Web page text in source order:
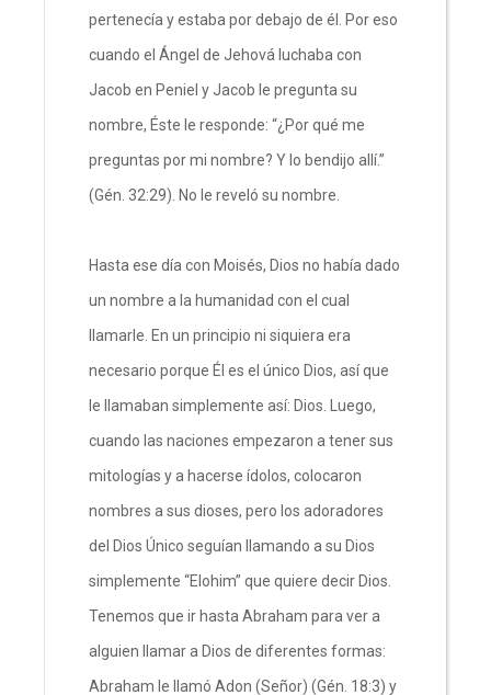
pertenecía y estaba por debajo de él. Por eso
cuando el Ángel de Jehová luchaba con
Jacob en Peniel y Jacob le pregunta su
nombre, Éste le responde: “¿Por qué me
preguntas por mi nombre? Y lo bendijo allí.”
(Gén. 32:29). No le reveló su nombre.
Hasta ese día con Moisés, Dios no había dado
un nombre a la humanidad con el cual
llamarle. En un principio ni siquiera era
necesario porque Él es el único Dios, así que
le llamaban simplemente así: Dios. Luego,
cuando las naciones empezaron a tener sus
mitologías y a hacerse ídolos, colocaron
nombres a sus dioses, pero los adoradores
del Dios Único seguían llamando a su Dios
simplemente “Elohim” que quiere decir Dios.
Tenemos que ir hasta Abraham para ver a
alguien llamar a Dios de diferentes formas:
Abraham le llamó Adon (Señor) (Gén. 18:3) y